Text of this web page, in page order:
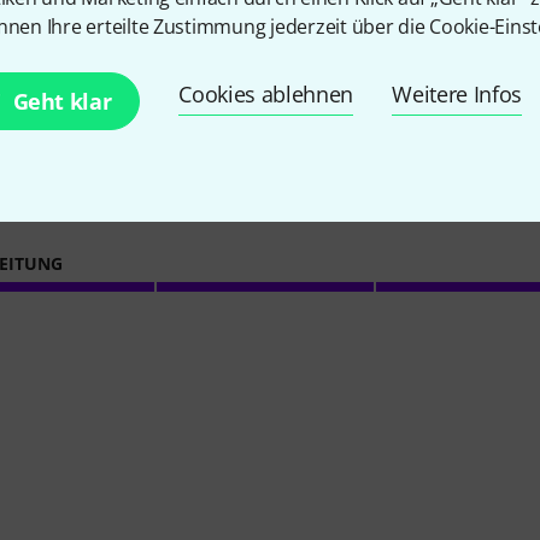
Ihre erteilte Zustimmung jederzeit über die Cookie-
Geht klar Cookies ablehnen Weitere Infos
2Kundenbewertungen